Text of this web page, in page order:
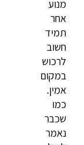
מנוע
אחר
תמיד
חשוב
לרכוש
במקום
אמין.
כמו
שכבר
נאמר